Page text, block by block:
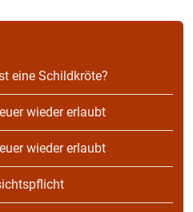
eine Schildkröte?
wieder erlaubt
wieder erlaubt